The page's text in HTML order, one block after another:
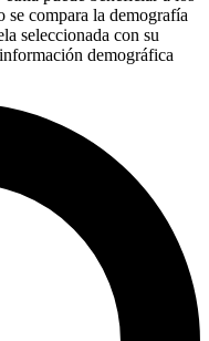
se compara la demografía
seleccionada con su
demográfica